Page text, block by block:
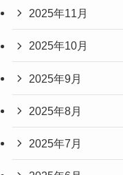
2025年11月
2025年10月
2025年9月
2025年8月
2025年7月